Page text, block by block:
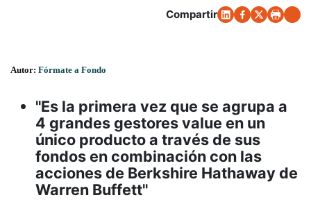
Compartir
Autor: Fórmate a Fondo
"Es la primera vez que se agrupa a
4 grandes gestores value en un
único producto a través de sus
fondos en combinación con las
acciones de Berkshire Hathaway de
Warren Buffett"